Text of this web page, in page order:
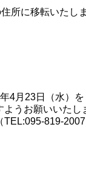
所に移転いたしま
4月23日（水）を
うお願いいたし
819-